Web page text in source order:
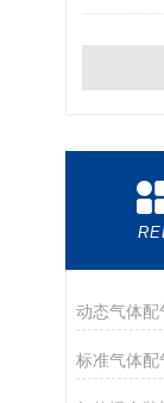
动态气体配